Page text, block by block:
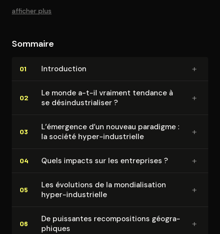
afficher plus
Sommaire
01 In­tro­duc­tion +
02
Le monde a-t-il vraiment tendance à
se dés­in­dus­tria­li­ser ?
+
03
L’émergence d’un nouveau paradigme :
la société hyper-in­dus­trielle
+
04 Quels impacts sur les entreprises ? +
05
Les évolutions de la mon­dia­li­sa­tion
hyper-in­dus­trielle
+
06
De puissantes re­com­po­si­tions géo­gra­
phiques
+